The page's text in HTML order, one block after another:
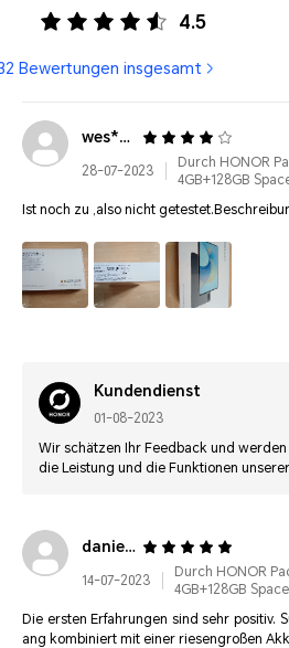
4.5
Bewertungen insgesamt
wes***@gmx.de
28-07-2023
Durch HONOR
4GB+128GB
Ist noch zu ,also nicht
Kundendienst
01-08-2023
Wir schätzen Ihr Feedback und
die Leistung und die Funktionen
daniel0*******@gmail.com
14-07-2023
Durch HONOR
4GB+128GB
Die ersten Erfahrungen sind sehr positiv.
ang kombiniert mit einer riesengroßen